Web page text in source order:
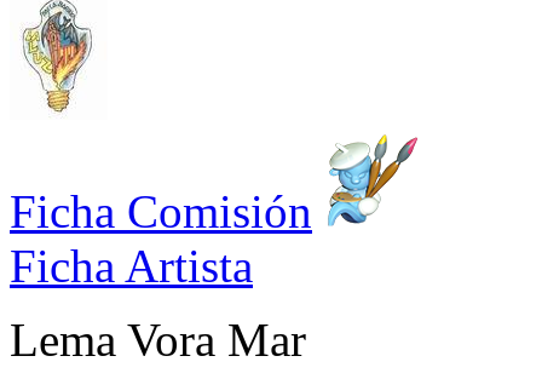
Ficha Comisión
Ficha Artista
Lema Vora Mar